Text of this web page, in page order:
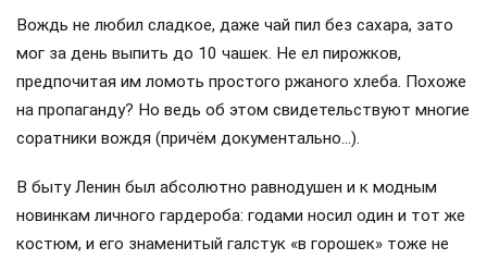
Вождь не любил сладкое, даже чай пил без сахара, зато
мог за день выпить до 10 чашек. Не ел пирожков,
предпочитая им ломоть простого ржаного хлеба. Похоже
на пропаганду? Но ведь об этом свидетельствуют многие
соратники вождя (причём документально…).
В быту Ленин был абсолютно равнодушен и к модным
новинкам личного гардероба: годами носил один и тот же
костюм, и его знаменитый галстук «в горошек» тоже не